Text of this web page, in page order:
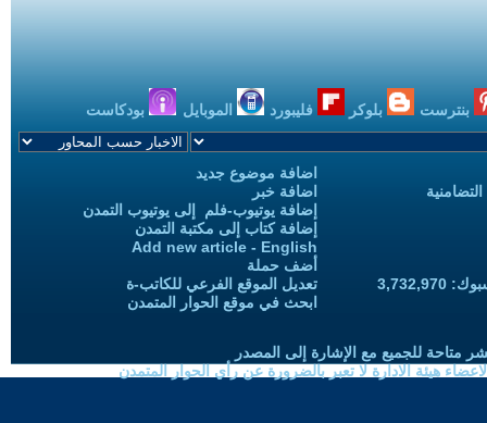
بنترست بلوكر فليبورد الموبايل بودكاست
اضافة موضوع جديد
اضافة خبر
إضافة يوتيوب-فلم إلى يوتيوب التمدن
إضافة كتاب إلى مكتبة التمدن
Add new article - English
أضف حملة
تعديل الموقع الفرعي للكاتب-ة
ابحث في موقع الحوار المتمدن
متاحة للجميع مع الإشارة إلى المصدر
هيئة الادارة لا تعبر بالضرورة عن رأي الحوار المتمدن